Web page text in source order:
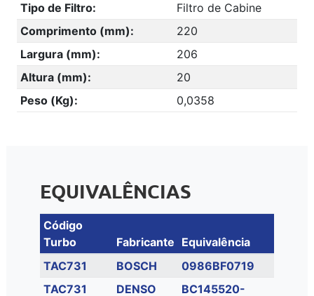
Tipo de Filtro:
Filtro de Cabine
Comprimento (mm):
220
Largura (mm):
206
Altura (mm):
20
Peso (Kg):
0,0358
EQUIVALÊNCIAS
Código
Turbo
Fabricante Equivalência
TAC731
BOSCH
0986BF0719
TAC731
DENSO
BC145520-